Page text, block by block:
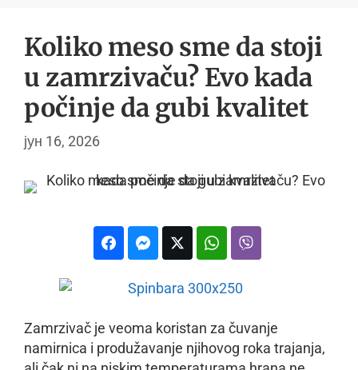
Koliko meso sme da stoji
u zamrzivaču? Evo kada
počinje da gubi kvalitet
јун 16, 2026
Zamrzivač je veoma koristan za čuvanje
namirnica i produžavanje njihovog roka trajanja,